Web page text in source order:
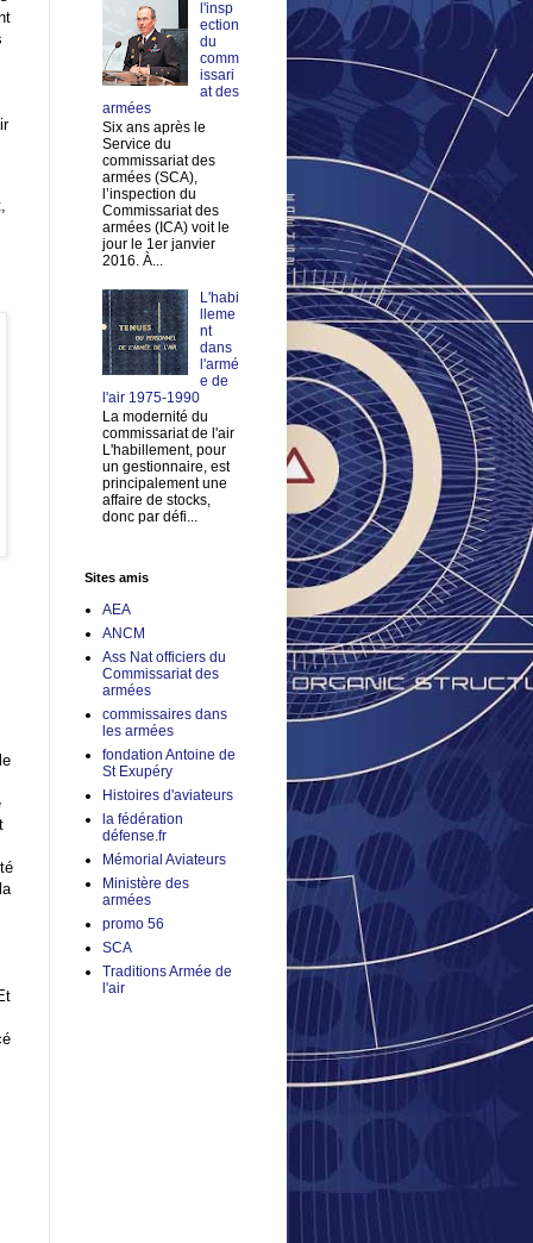
l'insp
ection
du
comm
issari
at des
armées
Six ans après le
Service du
commissariat des
armées (SCA),
l’inspection du
Commissariat des
armées (ICA) voit le
jour le 1er janvier
2016. À...
L'habi
lleme
nt
dans
l'armé
e de
l'air 1975-1990
La modernité du
commissariat de l'air
L'habillement, pour
un gestionnaire, est
principalement une
affaire de stocks,
donc par défi...
Sites amis
AEA
ANCM
Ass Nat officiers du
Commissariat des
armées
commissaires dans
les armées
fondation Antoine de
St Exupéry
Histoires d'aviateurs
la fédération
défense.fr
Mémorial Aviateurs
Ministère des
armées
promo 56
SCA
Traditions Armée de
l'air